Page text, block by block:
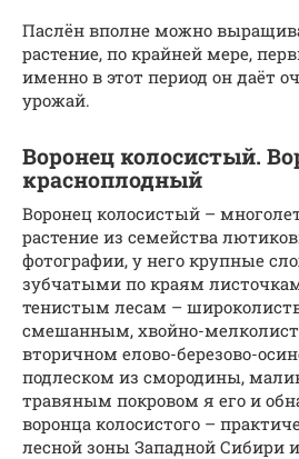
Паслён вполне можно
растение, по крайней мере,
именно в этот период он даёт
урожай.
Воронец колосистый.
красноплодный
Воронец колосистый –
растение из семейства
фотографии, у него крупные
зубчатыми по краям
тенистым лесам –
смешанным, хвойно-
вторичном елово-березово-
подлеском из смородины,
травяным покровом я его и
воронца колосистого –
лесной зоны Западной Сибири